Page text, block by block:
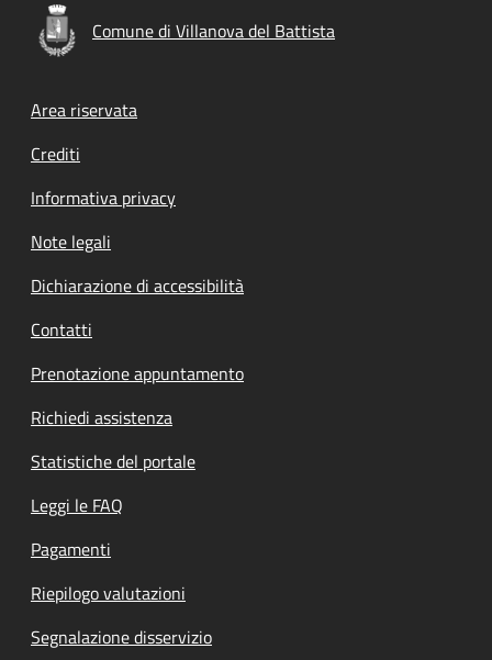
Comune di Villanova del Battista
Footer menu
Area riservata
Crediti
Informativa privacy
Note legali
Dichiarazione di accessibilità
Contatti
Prenotazione appuntamento
Richiedi assistenza
Statistiche del portale
Leggi le FAQ
Pagamenti
Riepilogo valutazioni
Segnalazione disservizio